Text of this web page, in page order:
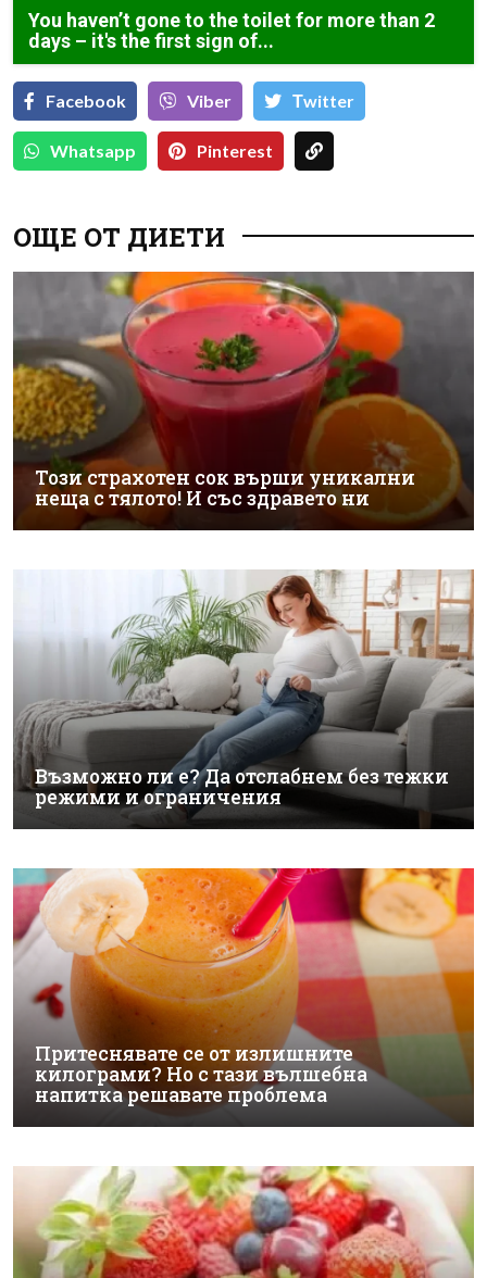
You haven’t gone to the toilet for more than 2
days – it's the first sign of...
Facebook Viber Тwitter
Whatsapp Pinterest
ОЩЕ ОТ ДИЕТИ
Този страхотен сок върши уникални
неща с тялото! И със здравето ни
Възможно ли е? Да отслабнем без тежки
режими и ограничения
Притеснявате се от излишните
килограми? Но с тази вълшебна
напитка решавате проблема